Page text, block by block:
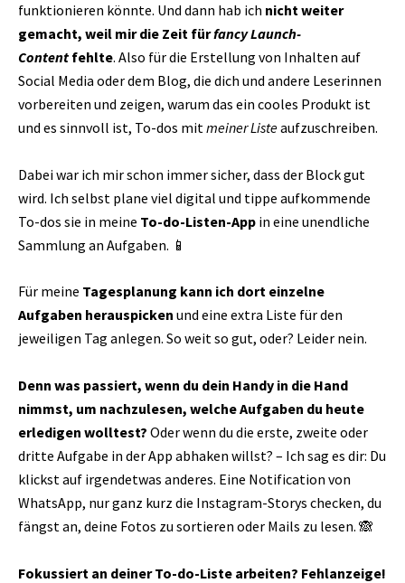
funktionieren könnte. Und dann hab ich nicht weiter
gemacht, weil mir die Zeit fürfancy Launch-
Content fehlte. Also für die Erstellung von Inhalten auf
Social Media oder dem Blog, die dich und andere Leserinnen
vorbereiten und zeigen, warum das ein cooles Produkt ist
und es sinnvoll ist, To-dos mitmeinerListeaufzuschreiben.
Dabei war ich mir schon immer sicher, dass der Block gut
wird. Ich selbst plane viel digital und tippe aufkommende
To-dos sie in meine To-do-Listen-App in eine unendliche
Sammlung an Aufgaben. 📱
Für meine Tagesplanung kann ich dort einzelne
Aufgaben herauspicken und eine extra Liste für den
jeweiligen Tag anlegen. So weit so gut, oder? Leider nein.
Denn was passiert, wenn du dein Handy in die Hand
nimmst, um nachzulesen, welche Aufgaben du heute
erledigen wolltest? Oder wenn du die erste, zweite oder
dritte Aufgabe in der App abhaken willst? – Ich sag es dir: Du
klickst auf irgendetwas anderes. Eine Notification von
WhatsApp, nur ganz kurz die Instagram-Storys checken, du
fängst an, deine Fotos zu sortieren oder Mails zu lesen. 🙈
Fokussiert an deiner To-do-Liste arbeiten? Fehlanzeige!